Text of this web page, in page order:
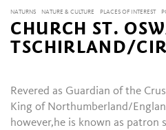
NATURNS NATURE & CULTURE PLACES OF INTEREST
CHURCH ST.
TSCHIRLAND/
Revered as Guardian of the
King of Northumberland/
however,he is known as patron